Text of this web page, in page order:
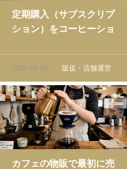
定期購入（サブスクリプ
ション）をコーヒーショ
したいこと
2026.04.26 販促・店舗運営
カフェの物販で最初に売